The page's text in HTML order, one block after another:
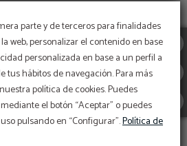
parte y de terceros para finalidades
web, personalizar el contenido en base
personalizada en base a un perfil a
tus hábitos de navegación. Para más
política de cookies. Puedes
el botón “Aceptar” o puedes
pulsando en “Configurar”.Política de